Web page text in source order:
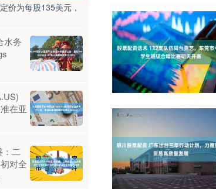
价为每股135美元，
水务
在亚
二
对全